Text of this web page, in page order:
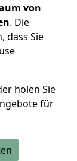
von
. Die
dass Sie
holen Sie
für